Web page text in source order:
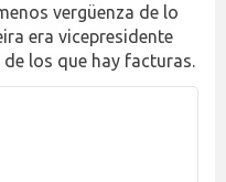
vergüenza de lo
era vicepresidente
de los que hay facturas.